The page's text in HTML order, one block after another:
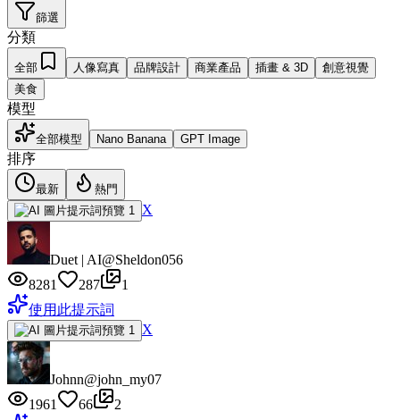
篩選
分類
全部 人像寫真 品牌設計 商業產品 插畫 & 3D
創意視覺
美食
模型
全部模型 Nano Banana GPT Image
排序
最新 熱門
X
Duet | AI@Sheldon056
8281
287
1
使用此提示詞
X
Johnn@john_my07
1961
66
2